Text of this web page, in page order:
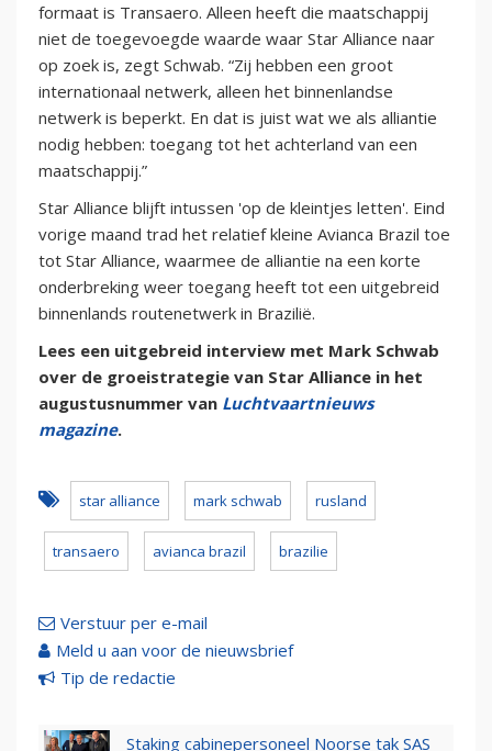
formaat is Transaero. Alleen heeft die maatschappij
niet de toegevoegde waarde waar Star Alliance naar
op zoek is, zegt Schwab. “Zij hebben een groot
internationaal netwerk, alleen het binnenlandse
netwerk is beperkt. En dat is juist wat we als alliantie
nodig hebben: toegang tot het achterland van een
maatschappij.”
Star Alliance blijft intussen 'op de kleintjes letten'. Eind
vorige maand trad het relatief kleine Avianca Brazil toe
tot Star Alliance, waarmee de alliantie na een korte
onderbreking weer toegang heeft tot een uitgebreid
binnenlands routenetwerk in Brazilië.
Lees een uitgebreid interview met Mark Schwab
over de groeistrategie van Star Alliance in het
augustusnummer van Luchtvaartnieuws
magazine.
star alliance mark schwab rusland
transaero avianca brazil brazilie
Verstuur per e-mail
Meld u aan voor de nieuwsbrief
Tip de redactie
Staking cabinepersoneel Noorse tak SAS